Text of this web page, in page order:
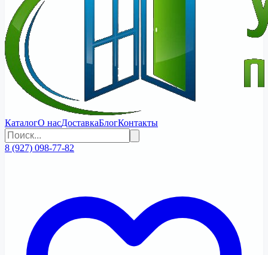
КаталогО насДоставкаБлогКонтакты
8 (927) 098-77-82